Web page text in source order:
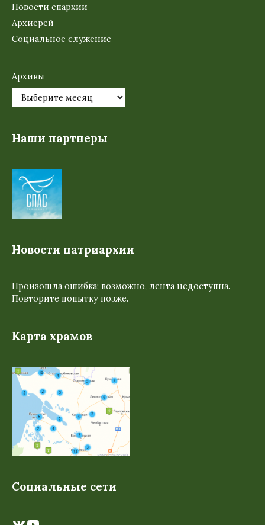
Новости епархии
Архиерей
Социальное служение
Архивы
Наши партнеры
Новости патриархии
Произошла ошибка; возможно, лента недоступна.
Повторите попытку позже.
Карта храмов
Социальные сети